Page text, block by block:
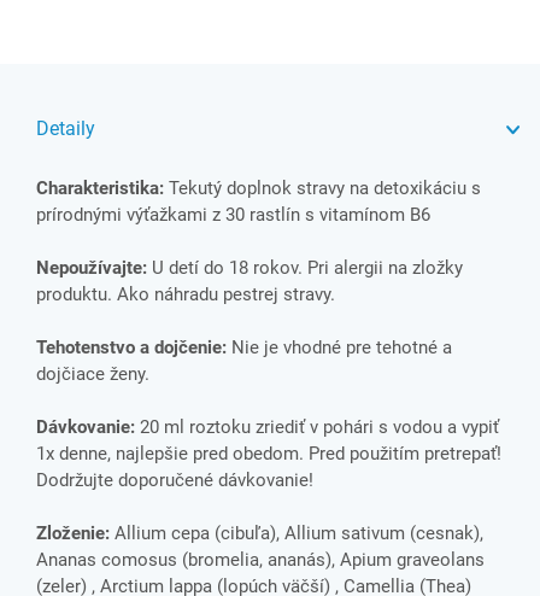
Detaily
Charakteristika: Tekutý doplnok stravy na detoxikáciu s
prírodnými výťažkami z 30 rastlín s vitamínom B6
Nepoužívajte: U detí do 18 rokov. Pri alergii na zložky
produktu. Ako náhradu pestrej stravy.
Tehotenstvo a dojčenie: Nie je vhodné pre tehotné a
dojčiace ženy.
Dávkovanie: 20 ml roztoku zriediť v pohári s vodou a vypiť
1x denne, najlepšie pred obedom. Pred použitím pretrepať!
Dodržujte doporučené dávkovanie!
Zloženie: Allium cepa (cibuľa), Allium sativum (cesnak),
Ananas comosus (bromelia, ananás), Apium graveolans
(zeler) , Arctium lappa (lopúch väčší) , Camellia (Thea)